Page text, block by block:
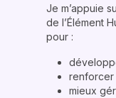
Je m’appuie
de l’Élément
pour :
renforcer
mieux